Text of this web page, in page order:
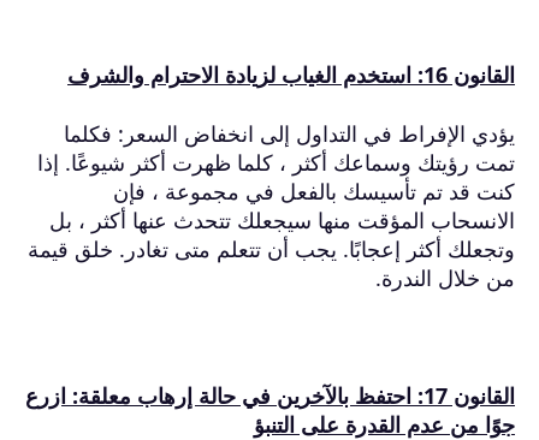
القانون 16: استخدم الغياب لزيادة الاحترام والشرف
يؤدي الإفراط في التداول إلى انخفاض السعر: فكلما
تمت رؤيتك وسماعك أكثر ، كلما ظهرت أكثر شيوعًا. إذا
كنت قد تم تأسيسك بالفعل في مجموعة ، فإن
الانسحاب المؤقت منها سيجعلك تتحدث عنها أكثر ، بل
وتجعلك أكثر إعجابًا. يجب أن تتعلم متى تغادر. خلق قيمة
من خلال الندرة.
القانون 17: احتفظ بالآخرين في حالة إرهاب معلقة: ازرع
جوًا من عدم القدرة على التنبؤ